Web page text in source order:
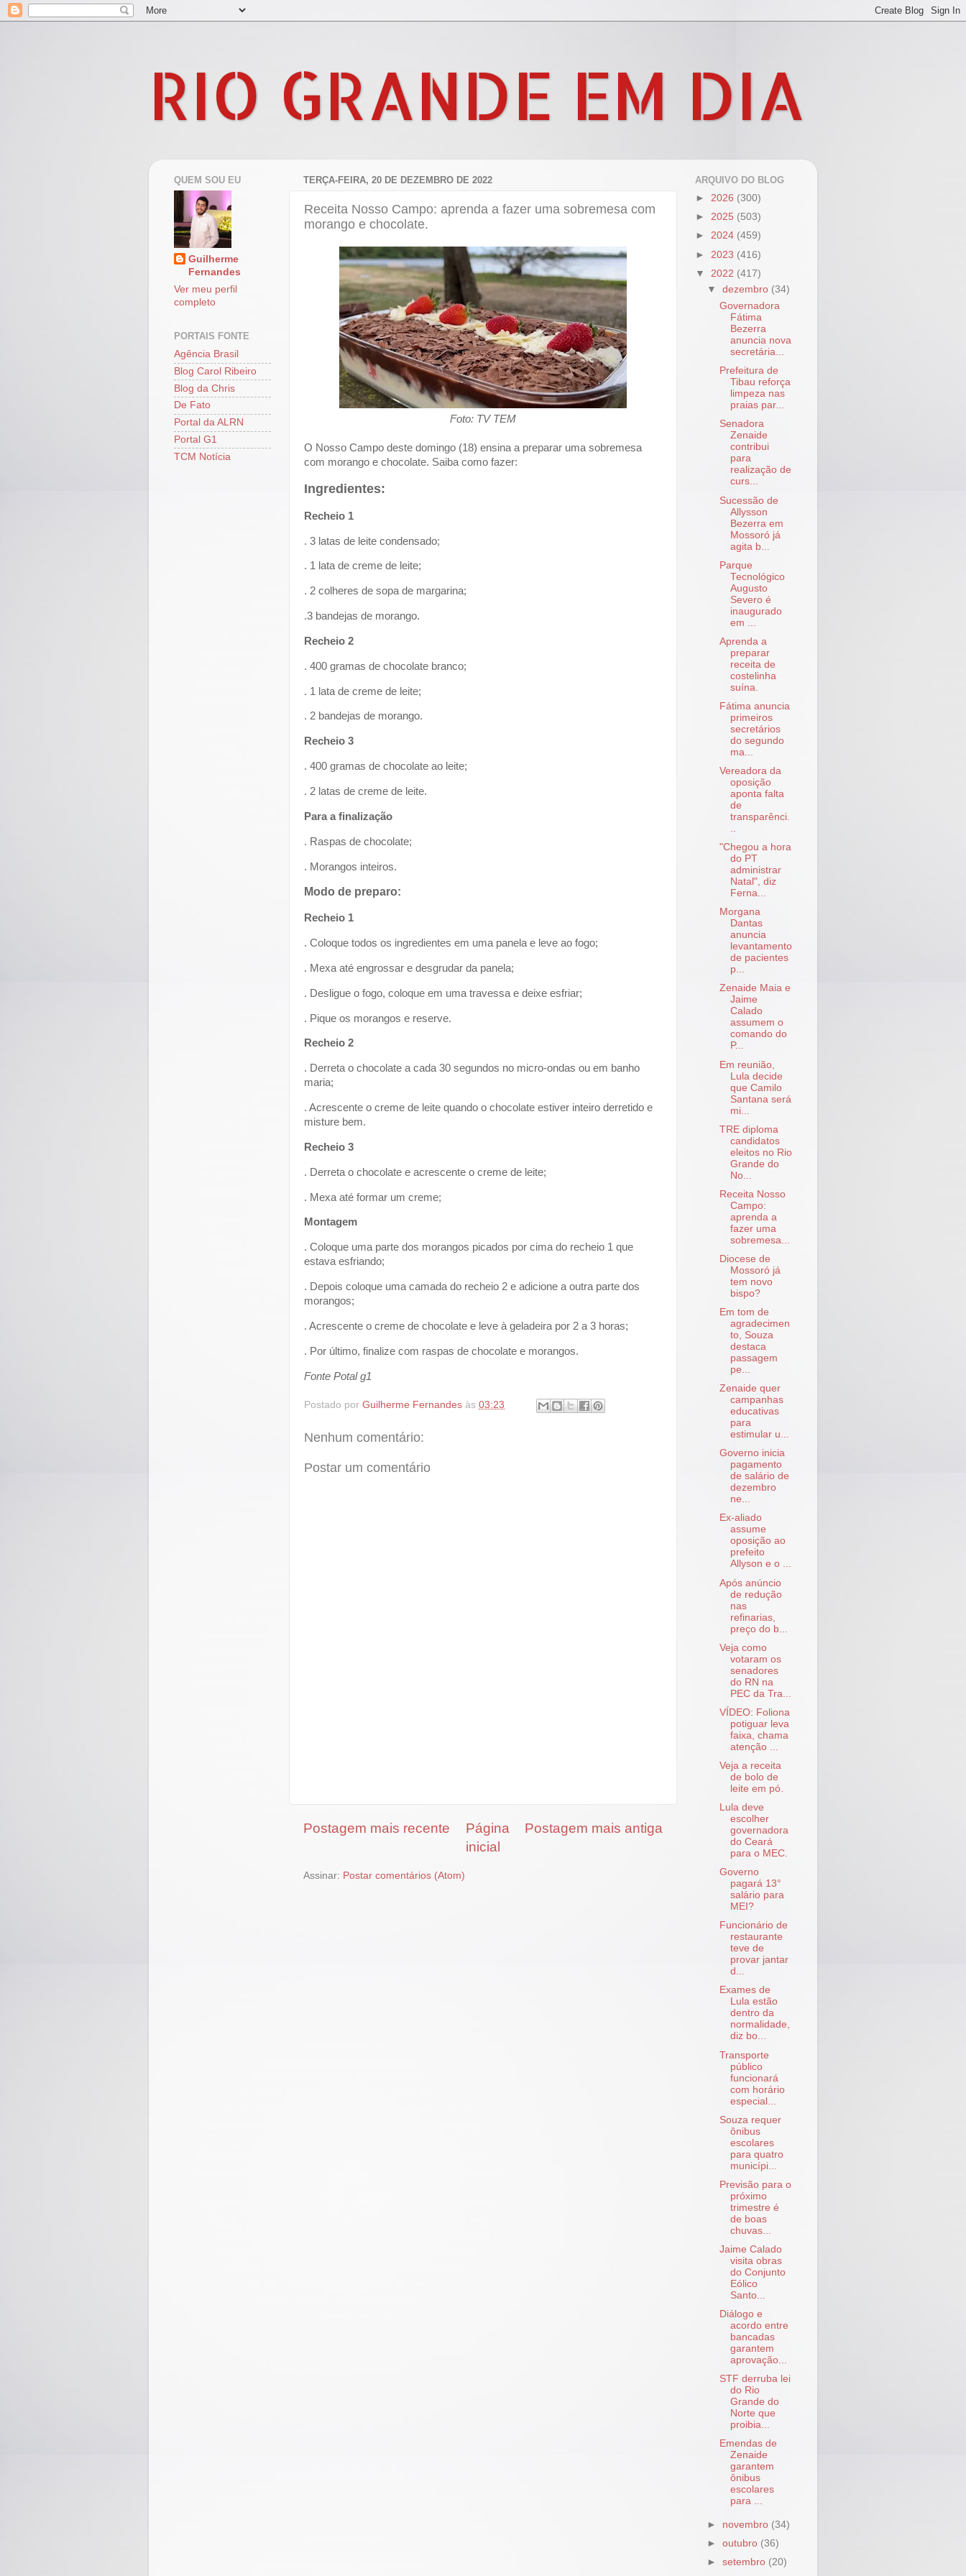
RIO GRANDE EM DIA
TERÇA-FEIRA, 20 DE DEZEMBRO DE 2022
Receita Nosso Campo: aprenda a fazer uma sobremesa com
morango e chocolate.
Foto: TV TEM
O Nosso Campo deste domingo (18) ensina a preparar uma sobremesa
com morango e chocolate. Saiba como fazer:
Ingredientes:
Recheio 1
. 3 latas de leite condensado;
. 1 lata de creme de leite;
. 2 colheres de sopa de margarina;
.3 bandejas de morango.
Recheio 2
. 400 gramas de chocolate branco;
. 1 lata de creme de leite;
. 2 bandejas de morango.
Recheio 3
. 400 gramas de chocolate ao leite;
. 2 latas de creme de leite.
Para a finalização
. Raspas de chocolate;
. Morangos inteiros.
Modo de preparo:
Recheio 1
. Coloque todos os ingredientes em uma panela e leve ao fogo;
. Mexa até engrossar e desgrudar da panela;
. Desligue o fogo, coloque em uma travessa e deixe esfriar;
. Pique os morangos e reserve.
Recheio 2
. Derreta o chocolate a cada 30 segundos no micro-ondas ou em banho
maria;
. Acrescente o creme de leite quando o chocolate estiver inteiro derretido e
misture bem.
Recheio 3
. Derreta o chocolate e acrescente o creme de leite;
. Mexa até formar um creme;
Montagem
. Coloque uma parte dos morangos picados por cima do recheio 1 que
estava esfriando;
. Depois coloque uma camada do recheio 2 e adicione a outra parte dos
morangos;
. Acrescente o creme de chocolate e leve à geladeira por 2 a 3 horas;
. Por último, finalize com raspas de chocolate e morangos.
Fonte Potal g1
Postado por Guilherme Fernandes às 03:23
Nenhum comentário:
Postar um comentário
Postagem mais recente Postagem mais antiga
Página
inicial
Assinar: Postar comentários (Atom)
QUEM SOU EU
Guilherme
Fernandes
Ver meu perfil
completo
PORTAIS FONTE
Agência Brasil
Blog Carol Ribeiro
Blog da Chris
De Fato
Portal da ALRN
Portal G1
TCM Notícia
ARQUIVO DO BLOG
► 2026 (300)
► 2025 (503)
► 2024 (459)
► 2023 (416)
▼ 2022 (417)
▼dezembro (34)
Governadora
Fátima
Bezerra
anuncia nova
secretária...
Prefeitura de
Tibau reforça
limpeza nas
praias par...
Senadora
Zenaide
contribui
para
realização de
curs...
Sucessão de
Allysson
Bezerra em
Mossoró já
agita b...
Parque
Tecnológico
Augusto
Severo é
inaugurado
em ...
Aprenda a
preparar
receita de
costelinha
suína.
Fátima anuncia
primeiros
secretários
do segundo
ma...
Vereadora da
oposição
aponta falta
de
transparênci.
..
"Chegou a hora
do PT
administrar
Natal", diz
Ferna...
Morgana
Dantas
anuncia
levantamento
de pacientes
p...
Zenaide Maia e
Jaime
Calado
assumem o
comando do
P...
Em reunião,
Lula decide
que Camilo
Santana será
mi...
TRE diploma
candidatos
eleitos no Rio
Grande do
No...
Receita Nosso
Campo:
aprenda a
fazer uma
sobremesa...
Diocese de
Mossoró já
tem novo
bispo?
Em tom de
agradecimen
to, Souza
destaca
passagem
pe...
Zenaide quer
campanhas
educativas
para
estimular u...
Governo inicia
pagamento
de salário de
dezembro
ne...
Ex-aliado
assume
oposição ao
prefeito
Allyson e o ...
Após anúncio
de redução
nas
refinarias,
preço do b...
Veja como
votaram os
senadores
do RN na
PEC da Tra...
VÍDEO: Foliona
potiguar leva
faixa, chama
atenção ...
Veja a receita
de bolo de
leite em pó.
Lula deve
escolher
governadora
do Ceará
para o MEC.
Governo
pagará 13°
salário para
MEI?
Funcionário de
restaurante
teve de
provar jantar
d...
Exames de
Lula estão
dentro da
normalidade,
diz bo...
Transporte
público
funcionará
com horário
especial...
Souza requer
ônibus
escolares
para quatro
municípi...
Previsão para o
próximo
trimestre é
de boas
chuvas...
Jaime Calado
visita obras
do Conjunto
Eólico
Santo...
Diálogo e
acordo entre
bancadas
garantem
aprovação...
STF derruba lei
do Rio
Grande do
Norte que
proibia...
Emendas de
Zenaide
garantem
ônibus
escolares
para ...
► novembro (34)
►outubro (36)
►setembro (20)